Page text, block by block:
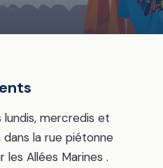
mercredis et
dans la rue piétonne
les Allées Marines .